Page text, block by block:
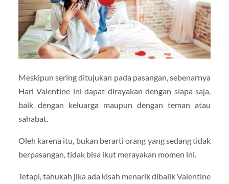
Meskipun sering ditujukan pada pasangan, sebenarnya
Hari Valentine ini dapat dirayakan dengan siapa saja,
baik dengan keluarga maupun dengan teman atau
sahabat.
Oleh karena itu, bukan berarti orang yang sedang tidak
berpasangan, tidak bisa ikut merayakan momen ini.
Tetapi, tahukah jika ada kisah menarik dibalik Valentine